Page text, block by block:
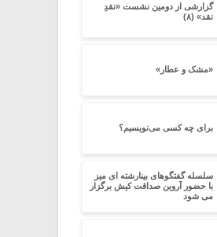
گزارشی از دومین نشست «نقدِ
نقد» (۸)
«مشک و عطار»
برای چه کسی می‌نویسیم؟
سلسله گفتگوهای بینارشته ای میز
با حضور آروین صداقت کیش برگزار
می شود